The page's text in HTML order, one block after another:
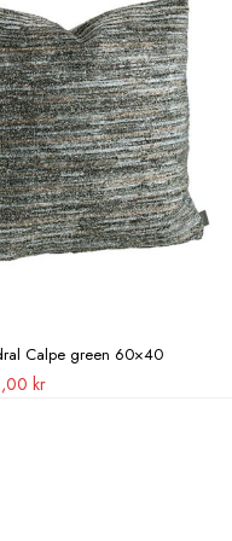
Calpe green 60×40
krDet